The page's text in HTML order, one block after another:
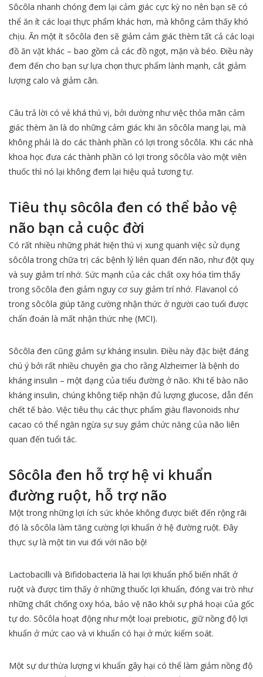
Sôcôla nhanh chóng đem lại cảm giác cực kỳ no nên bạn sẽ có
thể ăn ít các loại thực phẩm khác hơn, mà không cảm thấy khó
chịu. Ăn một ít sôcôla đen sẽ giảm cảm giác thèm tất cả các loại
đồ ăn vặt khác – bao gồm cả các đồ ngọt, mặn và béo. Điều này
đem đến cho bạn sự lựa chọn thực phẩm lành mạnh, cắt giảm
lượng calo và giảm cân.
Câu trả lời có vẻ khá thú vị, bởi dường như việc thỏa mãn cảm
giác thèm ăn là do những cảm giác khi ăn sôcôla mang lại, mà
không phải là do các thành phần có lợi trong sôcôla. Khi các nhà
khoa học đưa các thành phần có lợi trong sôcôla vào một viên
thuốc thì nó lại không đem lại hiệu quả tương tự.
Tiêu thụ sôcôla đen có thể bảo vệ
não bạn cả cuộc đời
Có rất nhiều những phát hiện thú vị xung quanh việc sử dụng
sôcôla trong chữa trị các bệnh lý liên quan đến não, như đột quỵ
và suy giảm trí nhớ. Sức mạnh của các chất oxy hóa tìm thấy
trong sôcôla đen giảm nguy cơ suy giảm trí nhớ. Flavanol có
trong sôcôla giúp tăng cường nhận thức ở người cao tuổi được
chẩn đoán là mất nhận thức nhẹ (MCI).
Sôcôla đen cũng giảm sự kháng insulin. Điều này đặc biệt đáng
chú ý bởi rất nhiều chuyên gia cho rằng Alzheimer là bệnh do
kháng insulin – một dạng của tiểu đường ở não. Khi tế bào não
kháng insulin, chúng không tiếp nhận đủ lượng glucose, dẫn đến
chết tế bào. Việc tiêu thụ các thực phẩm giàu flavonoids như
cacao có thể ngăn ngừa sự suy giảm chức năng của não liên
quan đến tuổi tác.
Sôcôla đen hỗ trợ hệ vi khuẩn
đường ruột, hỗ trợ não
Một trong những lợi ích sức khỏe không được biết đến rộng rãi
đó là sôcôla làm tăng cường lợi khuẩn ở hệ đường ruột. Đây
thực sự là một tin vui đối với não bộ!
Lactobacilli và Bifidobacteria là hai lợi khuẩn phổ biến nhất ở
ruột và được tìm thấy ở những thuốc lợi khuẩn, đóng vai trò như
những chất chống oxy hóa, bảo vệ não khỏi sự phá hoại của gốc
tự do. Sôcôla hoạt động như một loại prebiotic, giữ nồng độ lợi
khuẩn ở mức cao và vi khuẩn có hại ở mức kiểm soát.
Một sự dư thừa lượng vi khuẩn gây hại có thể làm giảm nồng độ